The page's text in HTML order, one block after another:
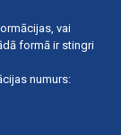
vai
formā ir stingri
numurs: